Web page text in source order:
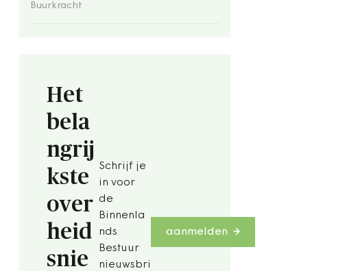
Buurkracht
Het
bela
ngrij
kste
over
heid
snie
Schrijf je
in voor
de
Binnenla
nds
Bestuur
nieuwsbri
aanmelden